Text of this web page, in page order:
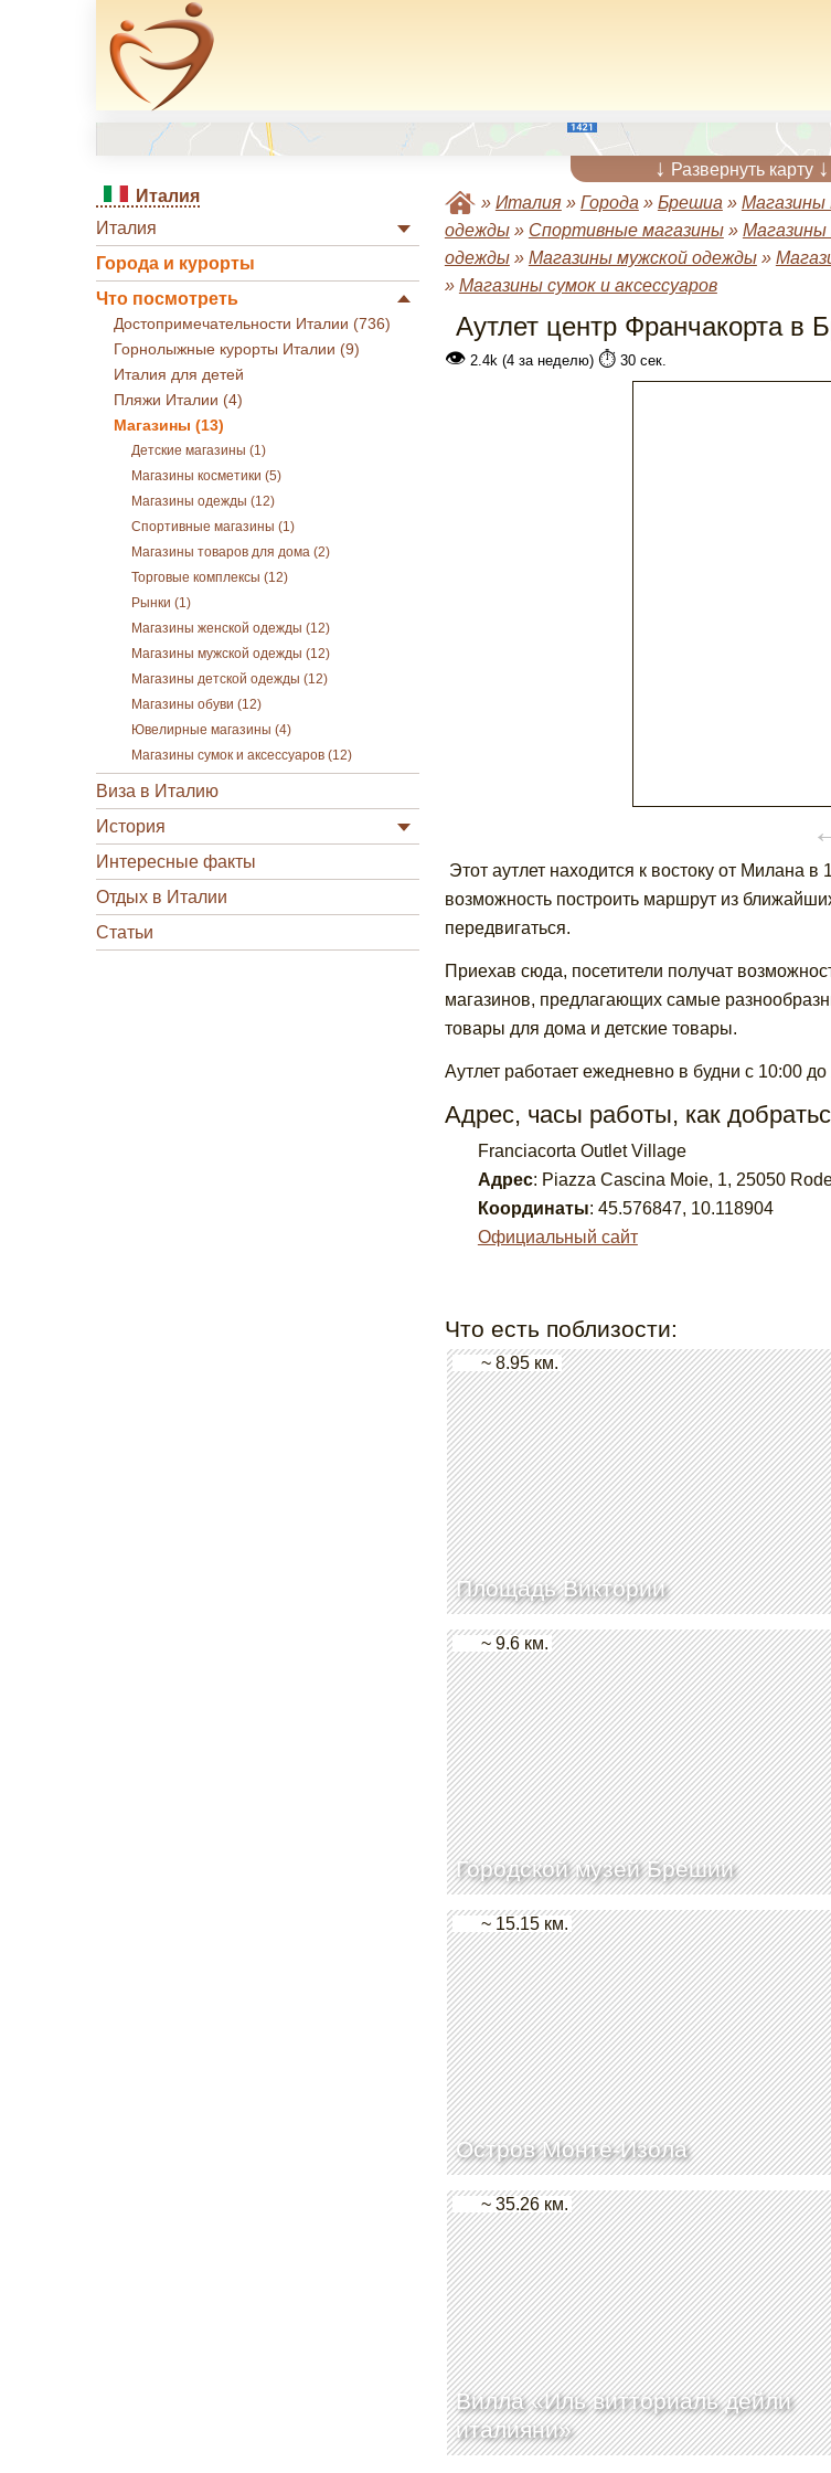
↓ Развернуть карту ↓
Италия
Италия
Города и курорты
Что посмотреть
Достопримечательности Италии (736)
Горнолыжные курорты Италии (9)
Италия для детей
Пляжи Италии (4)
Магазины (13)
Детские магазины (1)
Магазины косметики (5)
Магазины одежды (12)
Спортивные магазины (1)
Магазины товаров для дома (2)
Торговые комплексы (12)
Рынки (1)
Магазины женской одежды (12)
Магазины мужской одежды (12)
Магазины детской одежды (12)
Магазины обуви (12)
Ювелирные магазины (4)
Магазины сумок и аксессуаров (12)
Виза в Италию
История
Интересные факты
Отдых в Италии
Статьи
» Италия» Города » Брешиа » Магазины
одежды» Спортивные магазины» Магазины
одежды» Магазины мужской одежды»
» Магазины сумок и аксессуаров
Аутлет центр Франчакорта в
👁2.4k (4 за неделю) ⏱️30 сек.
Этот аутлет находится к востоку от Милана
возможность построить маршрут из
передвигаться.
Приехав сюда, посетители получат
магазинов, предлагающих самые
товары для дома и детские товары.
Аутлет работает ежедневно в будни с 10:00
Адрес, часы работы, как
Franciacorta Outlet Village
Адрес: Piazza Cascina Moie, 1, 25050
Координаты: 45.576847, 10.118904
Официальный сайт
Что есть поблизости:
Площадь Виктории
~ 8.95 км.
Городской музей Брешии
~ 9.6 км.
Остров Монте-Изола
~ 15.15 км.
Вилла «Иль витториаль дейли
италияни»
~ 35.26 км.